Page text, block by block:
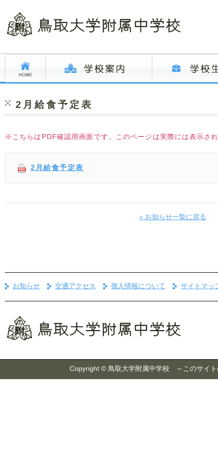
2月給食予定表
※こちらはPDF確認用画面です。このページは実際には表示さ
2月給食予定表
« お知らせ一覧に戻る
お知らせ 交通アクセス 個人情報について サイトマッ
Copyright © 鳥取大学附属中学校 ～このサイト